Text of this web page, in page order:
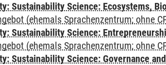
Sustainability Science: Ecosystems,
(ehemals Sprachenzentrum; ohne
Sustainability Science:
(ehemals Sprachenzentrum; ohne
Sustainability Science: Governance